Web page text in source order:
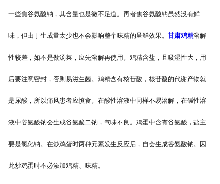
- 甘肃蜜汁味卤蛋
- 甘肃茶香味卤蛋
一些焦谷氨酸钠，其含量也是微不足道。再者焦谷氨酸钠虽然没有鲜
味，但由于生成量太少也不会影响整个味精的呈鲜效果。 甘肃鸡精溶解
性较差，如不是做汤菜，应先溶解再使用。鸡精含盐，且吸湿性大，用
后要注意密封，否则易滋生菌。鸡精含有核苷酸，核苷酸的代谢产物就
是尿酸，所以痛风患者应慎食。在酸性溶液中同样不易溶解，在碱性溶
液中谷氨酸钠会生成谷氨酸二钠，气味不良。鸡蛋中含有谷氨酸，盐主
要是氯化钠。在炒鸡蛋时两种元素发生反应后，自会生成谷氨酸钠。因
此炒鸡蛋时不必添加鸡精、味精。